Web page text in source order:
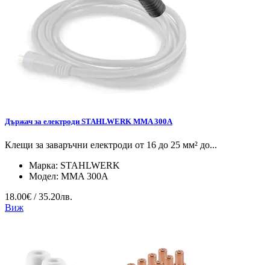
Държач за електроди STAHLWERK MMA 300A
Клещи за заваръчни електроди от 16 до 25 мм² до...
Марка: STAHLWERK
Модел: MMA 300A
18.00€ / 35.20лв.
Виж